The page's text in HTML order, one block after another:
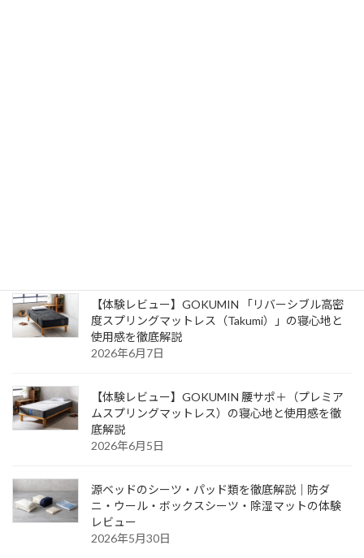
【体験レビュー】GOKUMIN 「リバーシブル高密
度スプリングマットレス（Takumi）」の寝心地と
使用感を徹底解説
2026年6月7日
【体験レビュー】GOKUMIN 腰サポ＋（プレミア
ムスプリングマットレス）の寝心地と使用感を徹
底解説
2026年6月5日
源ベッドのシーツ・パッド類を徹底解説｜防ダ
ニ・ウール・ボックスシーツ・除湿マットの体験
レビュー
2026年5月30日